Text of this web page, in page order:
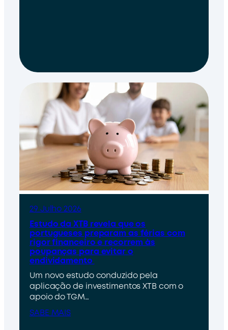
29 Julho 2026
Estudo da XTB revela que os
portugueses preparam as férias com
rigor financeiro e recorrem às
poupanças para evitar o
endividamento
Um novo estudo conduzido pela
aplicação de investimentos XTB com o
apoio do TGM…
SABE MAIS